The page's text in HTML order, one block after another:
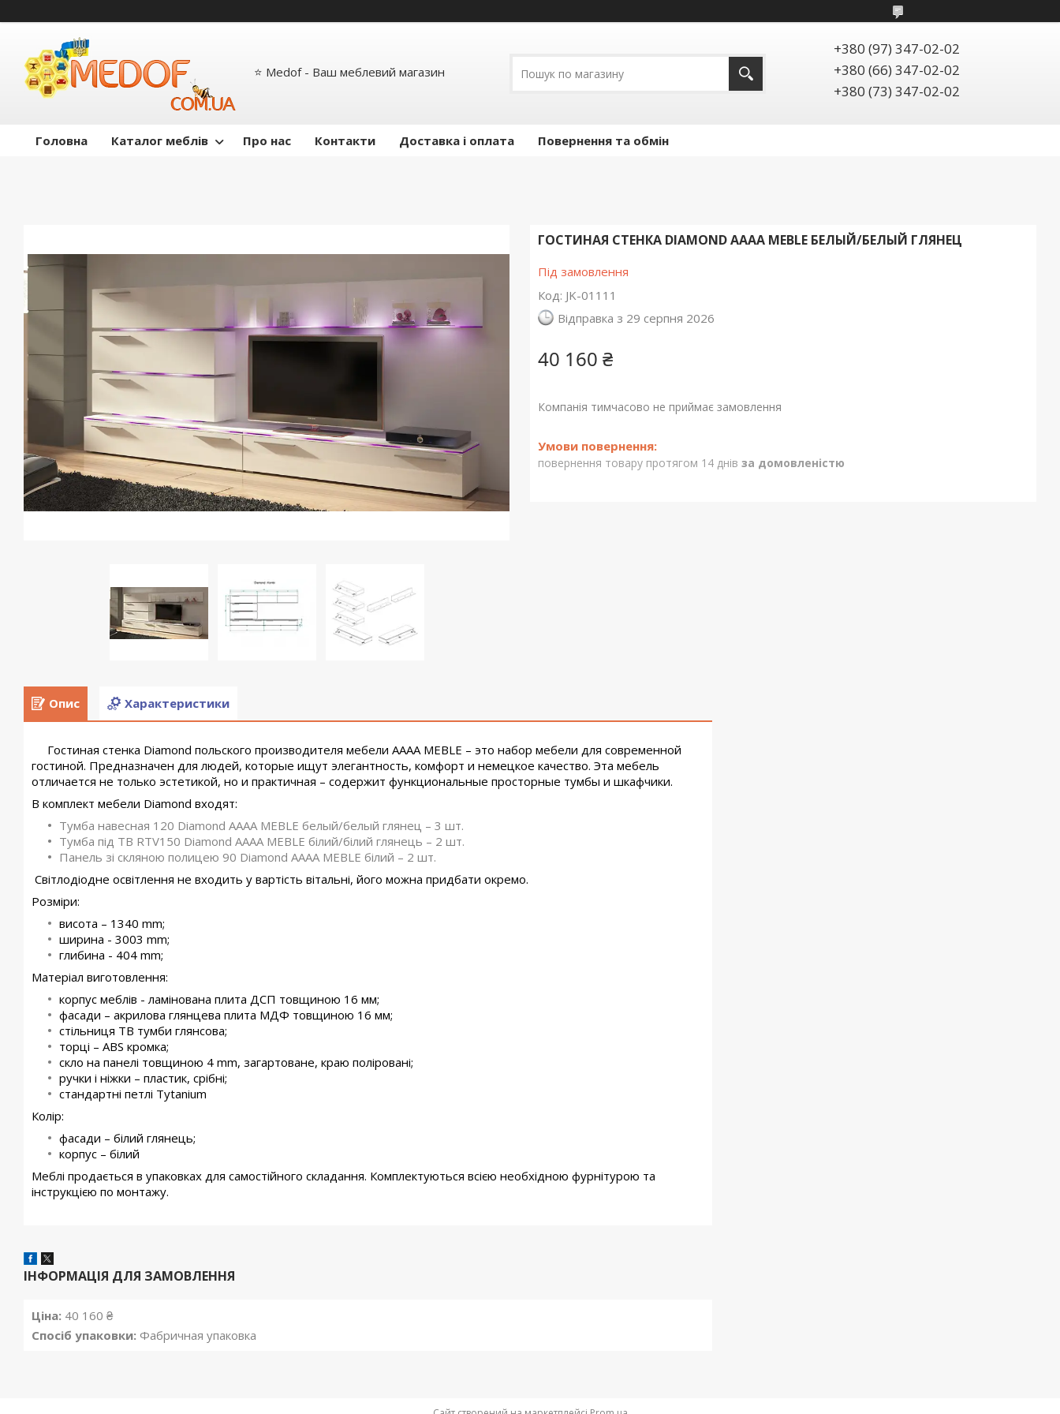
⭐ Medof - Ваш меблевий магазин
+380 (97) 347-02-02
+380 (66) 347-02-02
+380 (73) 347-02-02
Головна Каталог меблів Про нас Контакти Доставка і оплата Повернення та обмін
ГОСТИНАЯ СТЕНКА DIAMOND AAAA MEBLE БЕЛЫЙ/БЕЛЫЙ ГЛЯНЕЦ
Під замовлення
Код: JK-01111
Відправка з 29 серпня 2026
40 160 ₴
Компанія тимчасово не приймає замовлення
повернення товару протягом 14 днів за домовленістю
Опис Характеристики
Гостиная стенка Diamond польского производителя мебели AAAA MEBLE – это набор мебели для современной
гостиной. Предназначен для людей, которые ищут элегантность, комфорт и немецкое качество. Эта мебель
отличается не только эстетикой, но и практичная – содержит функциональные просторные тумбы и шкафчики.
В комплект мебели Diamond входят:
Тумба навесная 120 Diamond AAAA MEBLE белый/белый глянец – 3 шт.
Тумба під ТВ RTV150 Diamond AAAA MEBLE білий/білий глянець – 2 шт.
Панель зі скляною полицею 90 Diamond AAAA MEBLE білий – 2 шт.
Світлодіодне освітлення не входить у вартість вітальні, його можна придбати окремо.
Розміри:
висота – 1340 mm;
ширина - 3003 mm;
глибина - 404 mm;
Матеріал виготовлення:
корпус меблів - ламінована плита ДСП товщиною 16 мм;
фасади – акрилова глянцева плита МДФ товщиною 16 мм;
стільниця ТВ тумби глянсова;
торці – ABS кромка;
скло на панелі товщиною 4 mm, загартоване, краю поліровані;
ручки і ніжки – пластик, срібні;
стандартні петлі Tytanium
Колір:
фасади – білий глянець;
корпус – білий
Меблі продається в упаковках для самостійного складання. Комплектуються всією необхідною фурнітурою та
інструкцією по монтажу.
ІНФОРМАЦІЯ ДЛЯ ЗАМОВЛЕННЯ
Ціна: 40 160 ₴
Спосіб упаковки: Фабричная упаковка